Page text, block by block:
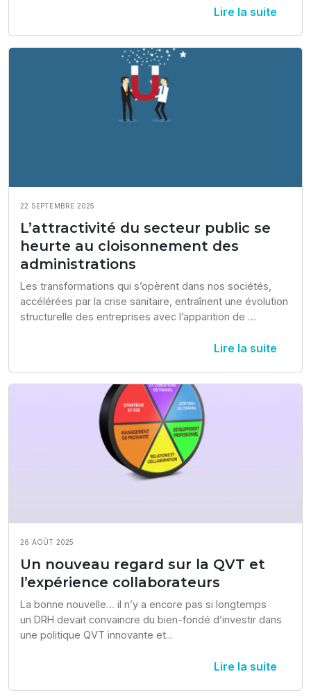
Lire la suite
22 SEPTEMBRE 2025
L’attractivité du secteur public se
heurte au cloisonnement des
administrations
Les transformations qui s’opèrent dans nos sociétés,
accélérées par la crise sanitaire, entraînent une évolution
structurelle des entreprises avec l’apparition de
Lire la suite
26 AOÛT 2025
Un nouveau regard sur la QVT et
l’expérience collaborateurs
La bonne nouvelle… il n’y a encore pas si longtemps
un DRH devait convaincre du bien-fondé d’investir dans
une politique QVT innovante et...
Lire la suite